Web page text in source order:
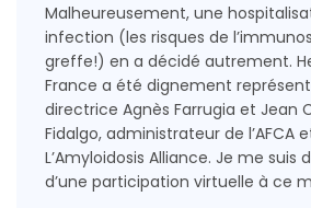
Malheureusement, une
infection (les risques de
greffe!) en a décidé autrement.
France a été dignement
directrice Agnès Farrugia et Jean
Fidalgo, administrateur de l’AFCA
L’Amyloidosis Alliance. Je me
d’une participation virtuelle à ce